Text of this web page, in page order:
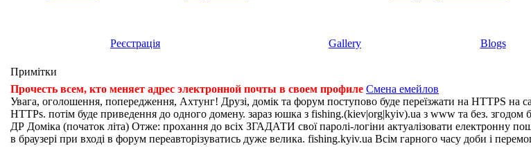
Реєстрація Gallery Blogs
Примітки
Прочесть всем, кто меняет адрес электронной почты в своем профиле Смена емейлов
Увага, оголошення, попередження, Ахтунг! Друзі, домік та форум поступово буде переїзжати на HTTPS на
HTTPs. потім буде приведення до одного домену. зараз юшка з fishing.(kiev|org|kyiv).ua з www та без. згодом
ДР Доміка (початок літа) Отже: прохання до всіх ЗГАДАТИ свої паролі-логіни актуалізовати електронну
в браузері при вході в форум переавторізуватись дуже велика. fishing.kyiv.ua Всім гарного часу доби і